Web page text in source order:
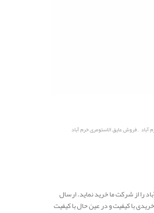
آباد ,فروش عایق الاستومری خرم آباد
را از شرکت ما خرید نماید. ارسال
با کیفیت و در عین حال با کیفیت